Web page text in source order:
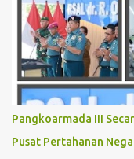
Sangat Dibutuhkan di
Keperkasaan Pria, H.
INGIN MENCARI
Kota Terdekat Di
Serta Dengan Waktu
keluhan Alat Vital
Pilih Salah Satu
Kami Memberikan
Pangkoarmada III
Pusat Pertahanan